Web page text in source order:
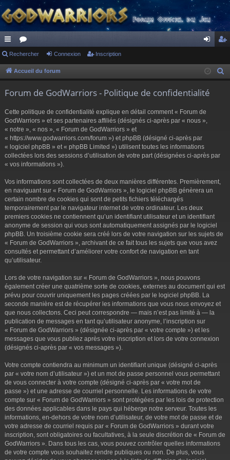
ac
co
s
or
u ne cri
Rechercher Connexion Inscription
Accueil du forum
Forum de GodWarriors - Politique de confidentialité
Cette politique de confidentialité explique en détail comment « Forum de
GodWarriors » et ses partenaires affiliés (désignés ci-après par « nous »,
« notre », « nos », « Forum de GodWarriors » et
« https://www.godwarriors.com/forum ») et phpBB (désigné ci-après par
« logiciel phpBB » et « phpBB Limited ») utilisent toutes les informations
collectées lors des sessions d’utilisation de votre part (désignées ci-après par
« vos informations »).
Vos informations sont collectées de deux manières différentes. Premièrement,
en naviguant sur « Forum de GodWarriors », le logiciel phpBB génèrera un
certain nombre de cookies qui sont de petits fichiers téléchargés
temporairement par le navigateur internet de votre ordinateur. Les deux
premiers cookies ne contiennent qu’un identifiant utilisateur et un identifiant
anonyme de session qui vous sont automatiquement assignés par le logiciel
phpBB. Un troisième cookie sera créé lors de votre navigation sur les sujets de
« Forum de GodWarriors », archivant de ce fait tous les sujets que vous avez
consultés et permettant d’améliorer votre confort de navigation en tant
qu’utilisateur.
Lors de votre navigation sur « Forum de GodWarriors », nous pouvons
également créer une quatrième sorte de cookies, externes au document qui est
prévu pour couvrir uniquement les pages créées par le logiciel phpBB. La
seconde manière est de récupérer les informations que vous nous envoyez et
que nous collectons. Ceci peut correspondre — mais n’est pas limité à — la
publication de messages en tant qu’utilisateur anonyme, l’inscription sur
« Forum de GodWarriors » (désignée ci-après par « votre compte ») et les
messages que vous publiez après votre inscription et lors de votre connexion
(désignés ci-après par « vos messages »).
Votre compte contiendra au minimum un identifiant unique (désigné ci-après
par « votre nom d’utilisateur ») et un mot de passe personnel vous permettant
de vous connecter à votre compte (désigné ci-après par « votre mot de
passe ») et une adresse de courriel personnelle. Les informations de votre
compte sur « Forum de GodWarriors » sont protégées par les lois de protection
des données applicables dans le pays qui héberge notre serveur. Toutes les
informations, en-dehors de votre nom d’utilisateur, de votre mot de passe et de
votre adresse de courriel requis par « Forum de GodWarriors » durant votre
inscription, sont obligatoires ou facultatives, à la seule discrétion de « Forum de
GodWarriors ». Dans tous les cas, vous pouvez contrôler quelles informations
de votre compte vous souhaitez rendre publiques ou non. De plus, vous